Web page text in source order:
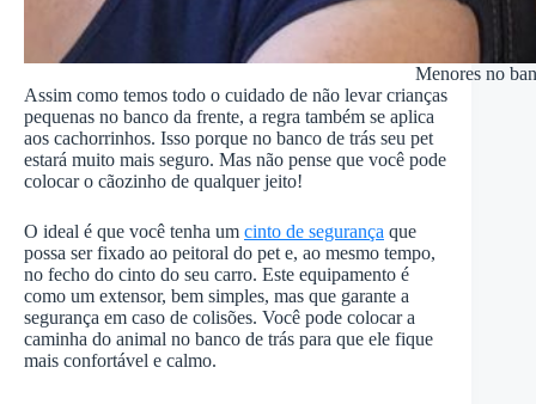
Menores no
Assim como temos todo o cuidado de não levar crianças
pequenas no banco da frente, a regra também se aplica
aos cachorrinhos. Isso porque no banco de trás seu pet
estará muito mais seguro. Mas não pense que você pode
colocar o cãozinho de qualquer jeito!
O ideal é que você tenha um cinto de segurança que
possa ser fixado ao peitoral do pet e, ao mesmo tempo,
no fecho do cinto do seu carro. Este equipamento é
como um extensor, bem simples, mas que garante a
segurança em caso de colisões. Você pode colocar a
caminha do animal no banco de trás para que ele fique
mais confortável e calmo.